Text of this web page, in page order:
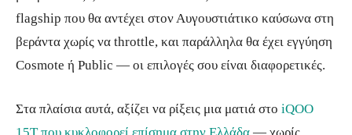
flagship που θα αντέχει στον Αυγουστιάτικο καύσωνα στη
βεράντα χωρίς να throttle, και παράλληλα θα έχει εγγύηση
Cosmote ή Public — οι επιλογές σου είναι διαφορετικές.
Στα πλαίσια αυτά, αξίζει να ρίξεις μια ματιά στο iQOO